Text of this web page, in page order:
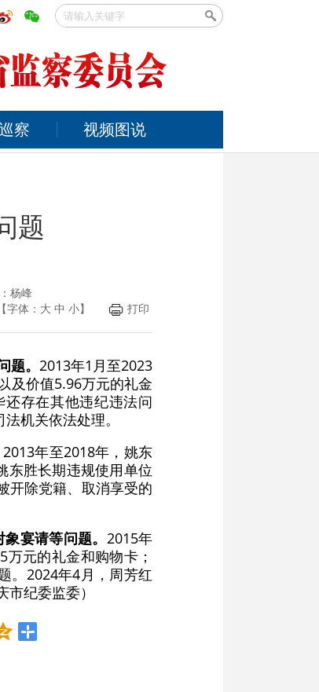
察 视频图说
题
杨峰
【字体： 大 中 小】 打印
。 2013年1月至2023
及价值5.96万元的礼金
存在其他违纪违法问
机关依法处理。
2013年至2018年，姚东
东胜长期违规使用单位
开除党籍、取消享受的
宴请等问题。 2015年
元的礼金和购物卡；
。2024年4月，周芳红
纪委监委）